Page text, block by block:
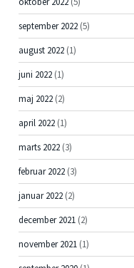
september 2022 (5)
august 2022 (1)
juni 2022 (1)
maj 2022 (2)
april 2022 (1)
marts 2022 (3)
februar 2022 (3)
januar 2022 (2)
december 2021 (2)
november 2021 (1)